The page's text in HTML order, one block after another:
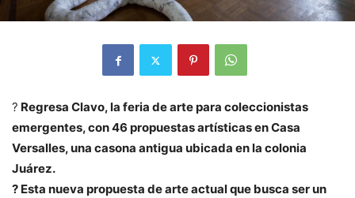
? Regresa Clavo, la feria de arte para coleccionistas
emergentes, con 46 propuestas artísticas en Casa
Versalles, una casona antigua ubicada en la colonia
Juárez.
? Esta nueva propuesta de arte actual que busca ser un